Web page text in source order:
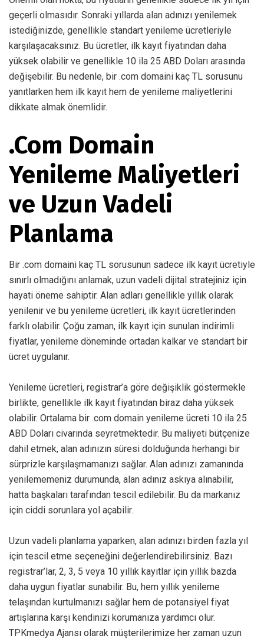
geçerli olmasıdır. Sonraki yıllarda alan adınızı yenilemek
istediğinizde, genellikle standart yenileme ücretleriyle
karşılaşacaksınız. Bu ücretler, ilk kayıt fiyatından daha
yüksek olabilir ve genellikle 10 ila 25 ABD Doları arasında
değişebilir. Bu nedenle, bir .com domaini kaç TL sorusunu
yanıtlarken hem ilk kayıt hem de yenileme maliyetlerini
dikkate almak önemlidir.
.Com Domain
Yenileme Maliyetleri
ve Uzun Vadeli
Planlama
Bir .com domaini kaç TL sorusunun sadece ilk kayıt ücretiyle
sınırlı olmadığını anlamak, uzun vadeli dijital stratejiniz için
hayati öneme sahiptir. Alan adları genellikle yıllık olarak
yenilenir ve bu yenileme ücretleri, ilk kayıt ücretlerinden
farklı olabilir. Çoğu zaman, ilk kayıt için sunulan indirimli
fiyatlar, yenileme döneminde ortadan kalkar ve standart bir
ücret uygulanır.
Yenileme ücretleri, registrar’a göre değişiklik göstermekle
birlikte, genellikle ilk kayıt fiyatından biraz daha yüksek
olabilir. Ortalama bir .com domain yenileme ücreti 10 ila 25
ABD Doları civarında seyretmektedir. Bu maliyeti bütçenize
dahil etmek, alan adınızın süresi dolduğunda herhangi bir
sürprizle karşılaşmamanızı sağlar. Alan adınızı zamanında
yenilememeniz durumunda, alan adınız askıya alınabilir,
hatta başkaları tarafından tescil edilebilir. Bu da markanız
için ciddi sorunlara yol açabilir.
Uzun vadeli planlama yaparken, alan adınızı birden fazla yıl
için tescil etme seçeneğini değerlendirebilirsiniz. Bazı
registrar’lar, 2, 3, 5 veya 10 yıllık kayıtlar için yıllık bazda
daha uygun fiyatlar sunabilir. Bu, hem yıllık yenileme
telaşından kurtulmanızı sağlar hem de potansiyel fiyat
artışlarına karşı kendinizi korumanıza yardımcı olur.
TPKmedya Ajansı olarak müşterilerimize her zaman uzun